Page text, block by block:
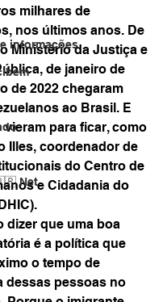
informações
Net
milhares de
nos últimos anos. De
Ministério da Justiça e
de janeiro de
de 2022 chegaram
ao Brasil. E
para ficar, como
Illes, coordenador de
do Centro de
e Cidadania do
dizer que uma boa
é a política que
o tempo de
dessas pessoas no